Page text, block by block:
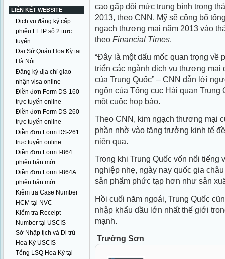
LIÊN KẾT WEBSITE
Dịch vụ đăng ký cấp
phiếu LLTP số 2 trực
tuyến
Đại Sứ Quán Hoa Kỳ tại
Hà Nội
Đăng ký địa chỉ giao
nhận visa online
Điền đơn Form DS-160
trực tuyến online
Điền đơn Form DS-260
trực tuyến online
Điền đơn Form DS-261
trực tuyến online
Điền đơn Form I-864
phiên bản mới
Điền đơn Form I-864A
phiên bản mới
Kiểm tra Case Number
HCM tại NVC
Kiểm tra Receipt
Number tại USCIS
Sở Nhập tịch và Di trú
Hoa Kỳ USCIS
Tổng LSQ Hoa Kỳ tại
cao gấp đôi mức trung bình trong
2013, theo CNN. Mỹ sẽ công bố
ngạch thương mại năm 2013 vào
theo Financial Times.
“Đây là một dấu mốc quan trọng về
triển các ngành dịch vụ thương mại
của Trung Quốc” – CNN dẫn lời
ngôn của Tổng cục Hải quan
một cuộc họp báo.
Theo CNN, kim ngạch thương mại
phần nhờ vào tăng trưởng kinh tế
niên qua.
Trong khi Trung Quốc vốn nổi tiếng
nghiệp nhẹ, ngày nay quốc gia
sản phẩm phức tạp hơn như sản
Hồi cuối năm ngoái, Trung Quốc
nhập khẩu dầu lớn nhất thế giới
mạnh.
Trường Sơn